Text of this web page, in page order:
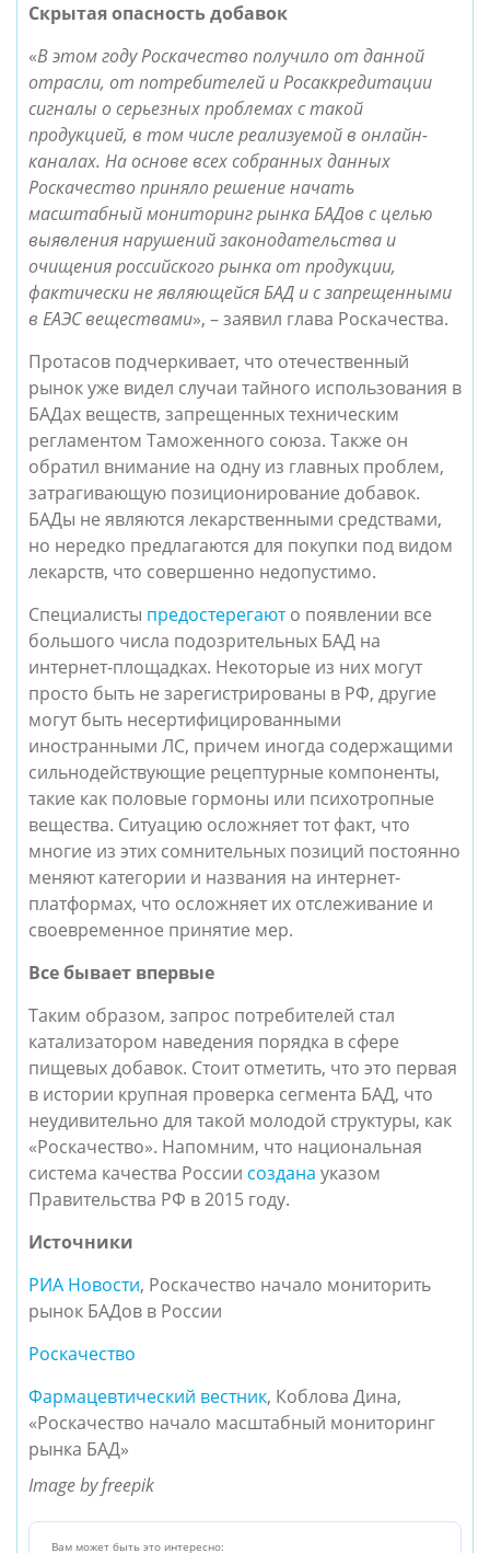
Скрытая опасность добавок
«В этом году Роскачество получило от данной
отрасли, от потребителей и Росаккредитации
сигналы о серьезных проблемах с такой
продукцией, в том числе реализуемой в онлайн-
каналах. На основе всех собранных данных
Роскачество приняло решение начать
масштабный мониторинг рынка БАДов с целью
выявления нарушений законодательства и
очищения российского рынка от продукции,
фактически не являющейся БАД и с запрещенными
в ЕАЭС веществами», – заявил глава Роскачества.
Протасов подчеркивает, что отечественный
рынок уже видел случаи тайного использования в
БАДах веществ, запрещенных техническим
регламентом Таможенного союза. Также он
обратил внимание на одну из главных проблем,
затрагивающую позиционирование добавок.
БАДы не являются лекарственными средствами,
но нередко предлагаются для покупки под видом
лекарств, что совершенно недопустимо.
Специалисты предостерегаюто появлении все
большого числа подозрительных БАД на
интернет-площадках. Некоторые из них могут
просто быть не зарегистрированы в РФ, другие
могут быть несертифицированными
иностранными ЛС, причем иногда содержащими
сильнодействующие рецептурные компоненты,
такие как половые гормоны или психотропные
вещества. Ситуацию осложняет тот факт, что
многие из этих сомнительных позиций постоянно
меняют категории и названия на интернет-
платформах, что осложняет их отслеживание и
своевременное принятие мер.
Все бывает впервые
Таким образом, запрос потребителей стал
катализатором наведения порядка в сфере
пищевых добавок. Стоит отметить, что это первая
в истории крупная проверка сегмента БАД, что
неудивительно для такой молодой структуры, как
«Роскачество». Напомним, что национальная
система качества России создана указом
Правительства РФ в 2015 году.
Источники
РИА Новости, Роскачество начало мониторить
рынок БАДов в России
Роскачество
Фармацевтический вестник, Коблова Дина,
«Роскачество начало масштабный мониторинг
рынка БАД»
Image by freepik
Вам может быть это интересно: